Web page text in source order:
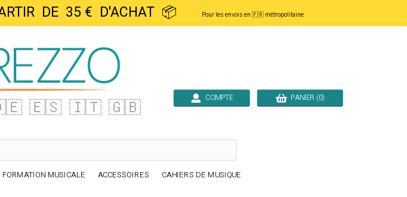
DE 35 € D'ACHAT 📦 Pour les envois en 🇫🇷 métropolitaine
🇪🇸 🇮🇹 🇬🇧 COMPTE PANIER (0)
FORMATION MUSICALE ACCESSOIRES CAHIERS DE MUSIQUE